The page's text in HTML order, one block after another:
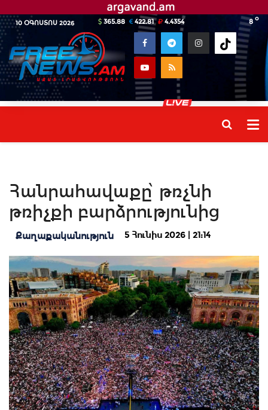
10 ՕԳՈՍՏՈՍ 2026 8 o
365.88 422.81 4.4354
Հանրահավաքը՝ թռչնի
թռիչքի բարձրությունից
Քաղաքականություն 5 Հունիս 2026 | 21:14